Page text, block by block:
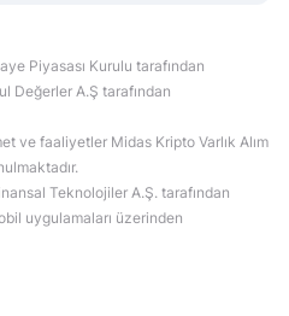
Piyasası Kurulu tarafından
Değerler A.Ş tarafından
ve faaliyetler Midas Kripto Varlık Alım
Teknolojiler A.Ş. tarafından
uygulamaları üzerinden